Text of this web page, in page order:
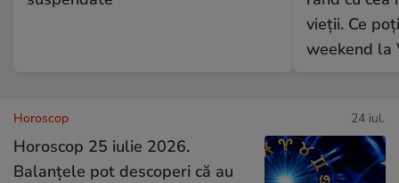
vieții. Ce
weekend la
Horoscop 24 iul.
Horoscop 25 iulie 2026.
Balanțele pot descoperi că au